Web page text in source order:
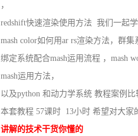
，
redshift快速渲染使用方法 我们一起
mash color如何用ar rs渲染方法，群
绑定系统配合mash运用流程 ，mash
mash运用方法，
以及python 和动力学系统 教程案例
本套教程 57课时 13小时 希望对大
讲解的技术干货你懂的